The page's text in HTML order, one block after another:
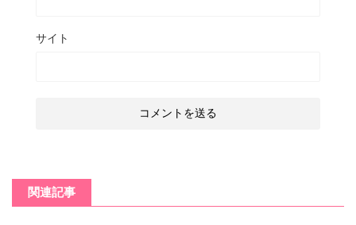
サイト
関連記事